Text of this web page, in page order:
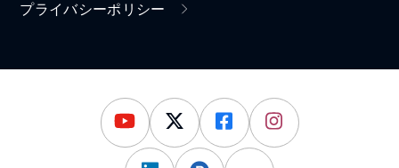
プライバシーポリシー